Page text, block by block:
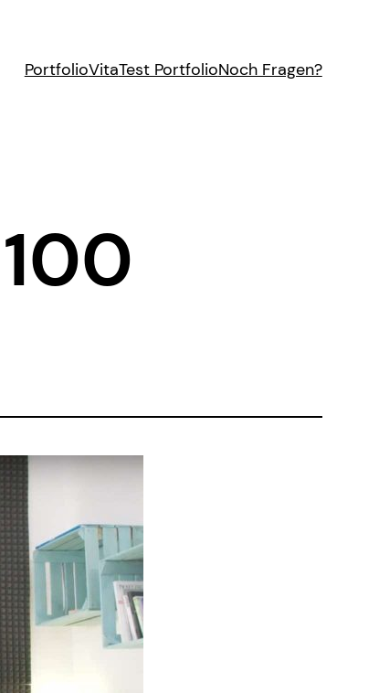
PortfolioVitaTest PortfolioNoch Fragen?